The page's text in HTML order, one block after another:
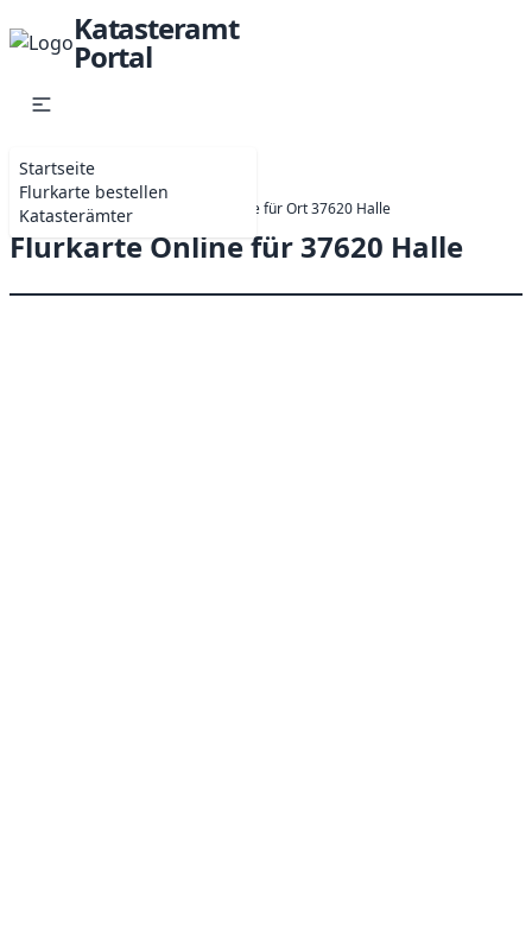
Katasteramt
Portal
Startseite
Flurkarte bestellen
Katasterämter
Startseite Online-Antrag Flurkarte für Ort 37620 Halle
Flurkarte Online für 37620 Halle